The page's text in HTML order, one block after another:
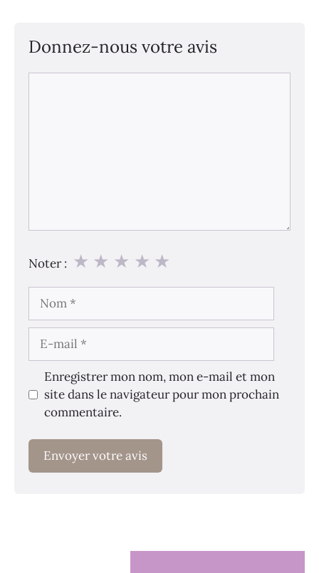
Donnez-nous votre avis
Noter : ★
★
★
★
★
mail
Enregistrer mon nom, mon e-mail et mon
site dans le navigateur pour mon prochain
commentaire.